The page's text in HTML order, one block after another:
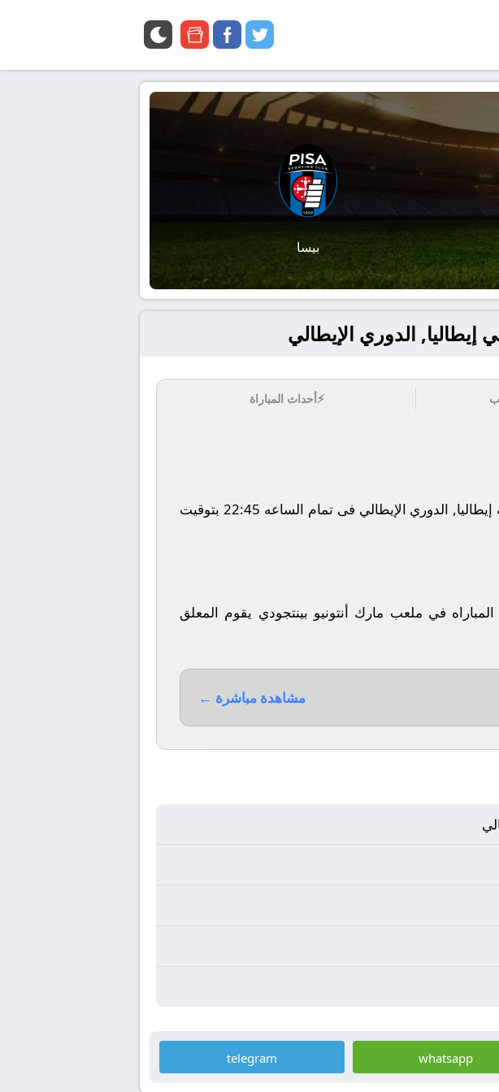
twitter
facebook
google
بيسا
⚡أحداث المباراة
يلتقى اليوم 2026-02-06 كلا من نادى هيلاس فيرونا و نادي بيسا فى بطولة إيطاليا, الدوري الإيطالي فى تمام الساعه 22:45 بتوقيت
في ملعب مارك أنتونيو بينتجودي يقوم المعلق
مشاهدة مباشرة ←
whatsapp
telegram